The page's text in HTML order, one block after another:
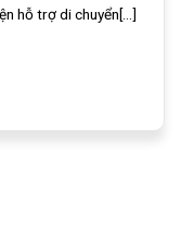
hỗ trợ di chuyển[...]